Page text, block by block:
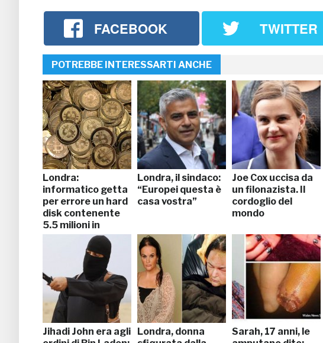
FACEBOOK TWITTER
POTREBBE INTERESSARTI ANCHE
Londra:
informatico getta
per errore un hard
disk contenente
5,5 milioni in
bitcoin
Londra, il sindaco:
“Europei questa è
casa vostra”
Joe Cox uccisa da
un filonazista. Il
cordoglio del
mondo
Jihadi John era agli
Londra, donna
Sarah, 17 anni, le